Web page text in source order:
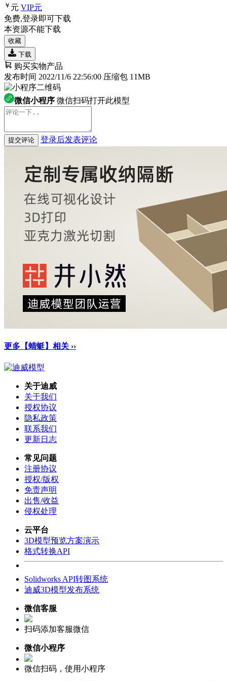
￥ 元 VIP元
免费,登录即可下载
本资源不能下载
收藏
下载
购买实物产品
发布时间 2022/11/6 22:56:00 压缩包 11MB
微信小程序 微信扫码打开此模型
提交评论 登录后发表评论
更多【蜻蜓】相关 ››
关于迪威
关于我们
授权协议
隐私政策
联系我们
更新日志
常见问题
注册协议
授权/版权
免责声明
出售/收益
侵权处理
云平台
3D模型预览方案演示
格式转换API
Solidworks API转图系统
迪威3D模型发布系统
微信客服
扫码添加客服微信
微信小程序
微信扫码，使用小程序